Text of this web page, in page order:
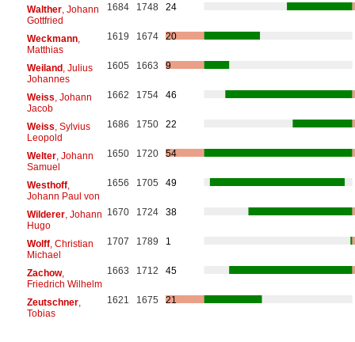
Walther, Johann
Gottfried
1684 1748 24
Weckmann,
Matthias
1619 1674 20
Weiland, Julius
Johannes
1605 1663 9
Weiss , Johann
Jacob
1662 1754 46
Weiss , Sylvius
Leopold
1686 1750 22
Welter, Johann
Samuel
1650 1720 54
Westhoff,
Johann Paul von
1656 1705 49
Wilderer, Johann
Hugo
1670 1724 38
Wolff, Christian
Michael
1707 1789 1
Zachow,
Friedrich Wilhelm
1663 1712 45
Zeutschner,
Tobias
1621 1675 21